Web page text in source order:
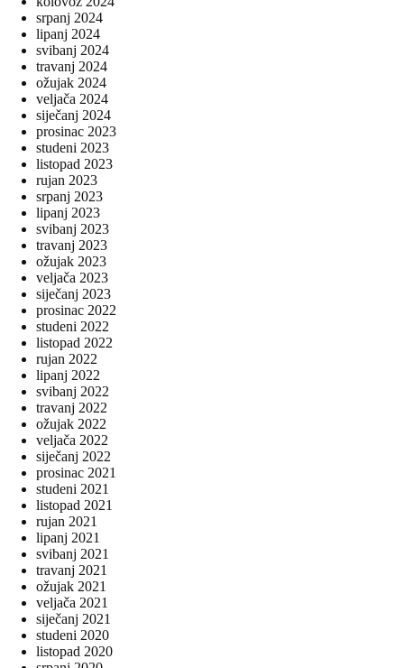
srpanj 2024
lipanj 2024
svibanj 2024
travanj 2024
ožujak 2024
veljača 2024
siječanj 2024
prosinac 2023
studeni 2023
listopad 2023
rujan 2023
srpanj 2023
lipanj 2023
svibanj 2023
travanj 2023
ožujak 2023
veljača 2023
siječanj 2023
prosinac 2022
studeni 2022
listopad 2022
rujan 2022
lipanj 2022
svibanj 2022
travanj 2022
ožujak 2022
veljača 2022
siječanj 2022
prosinac 2021
studeni 2021
listopad 2021
rujan 2021
lipanj 2021
svibanj 2021
travanj 2021
ožujak 2021
veljača 2021
siječanj 2021
studeni 2020
listopad 2020